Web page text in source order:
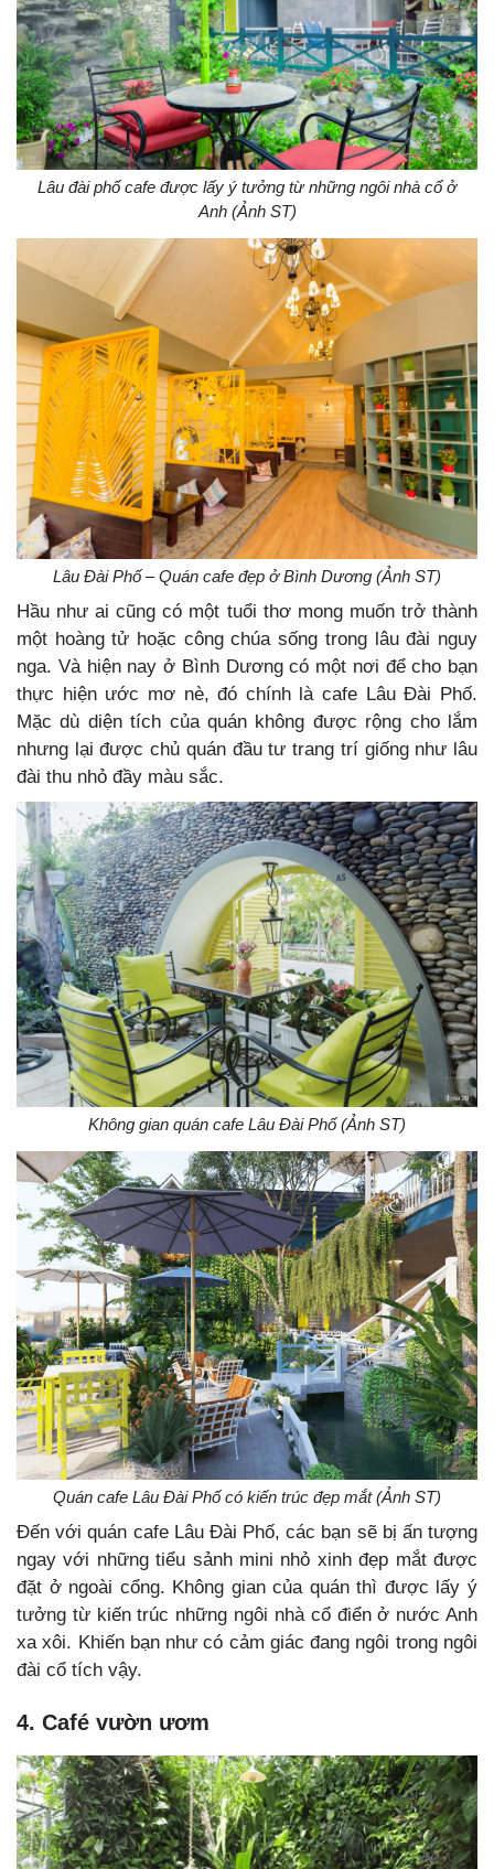
Lâu đài phố cafe được lấy ý tưởng từ những ngôi nhà cổ ở
Anh (Ảnh ST)
Lâu Đài Phố – Quán cafe đẹp ở Bình Dương (Ảnh ST)
Hầu như ai cũng có một tuổi thơ mong muốn trở thành
một hoàng tử hoặc công chúa sống trong lâu đài nguy
nga. Và hiện nay ở Bình Dương có một nơi để cho bạn
thực hiện ước mơ nè, đó chính là cafe Lâu Đài Phố.
Mặc dù diện tích của quán không được rộng cho lắm
nhưng lại được chủ quán đầu tư trang trí giống như lâu
đài thu nhỏ đầy màu sắc.
Không gian quán cafe Lâu Đài Phố (Ảnh ST)
Quán cafe Lâu Đài Phố có kiến trúc đẹp mắt (Ảnh ST)
Đến với quán cafe Lâu Đài Phố, các bạn sẽ bị ấn tượng
ngay với những tiểu sảnh mini nhỏ xinh đẹp mắt được
đặt ở ngoài cổng. Không gian của quán thì được lấy ý
tưởng từ kiến trúc những ngôi nhà cổ điển ở nước Anh
xa xôi. Khiến bạn như có cảm giác đang ngôi trong ngôi
đài cổ tích vậy.
4. Café vườn ươm